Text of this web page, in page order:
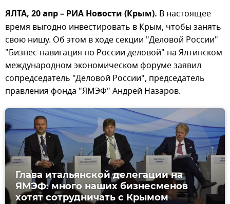
ЯЛТА, 20 апр – РИА Новости (Крым). В настоящее
время выгодно инвестировать в Крым, чтобы занять
свою нишу. Об этом в ходе секции "Деловой России"
"Бизнес-навигация по России деловой" на Ялтинском
международном экономическом форуме заявил
сопредседатель "Деловой России", председатель
правления фонда "ЯМЭФ" Андрей Назаров.
Глава итальянской делегации на
ЯМЭФ: много наших бизнесменов
хотят сотрудничать с Крымом